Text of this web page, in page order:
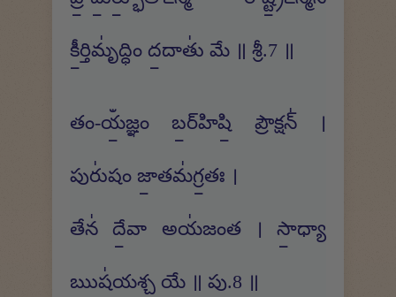
కీ॒ర్తిమృ॑ద్ధిం ద॒దాతు॑ మే ॥ శ్రీ.7 ॥
తం-యఀ॒జ్ఞం బ॒ర్​హిషి॒ ప్రౌక్షన్॑ ।
పురు॑షం జా॒తమ॑గ్ర॒తః ।
తేన॑ దే॒వా అయ॑జంత । సా॒ధ్యా
ఋష॑యశ్చ॒ యే ॥ పు.8 ॥